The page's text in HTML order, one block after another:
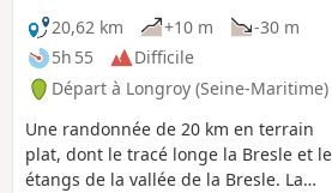
20,62 km +10 m
-30 m
5h 55
Difficile
Départ à Longroy (Seine-Maritime)
Une randonnée de 20 km en terrain
plat, dont le tracé longe la Bresle et
étangs de la vallée de la Bresle. La